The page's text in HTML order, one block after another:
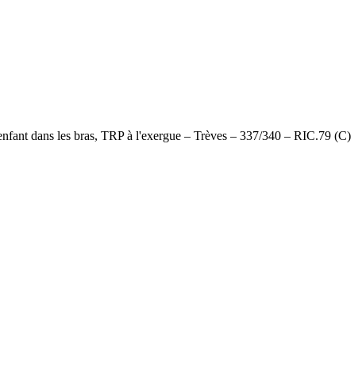
dans les bras, TRP à l'exergue – Trèves – 337/340 – RIC.79 (C)